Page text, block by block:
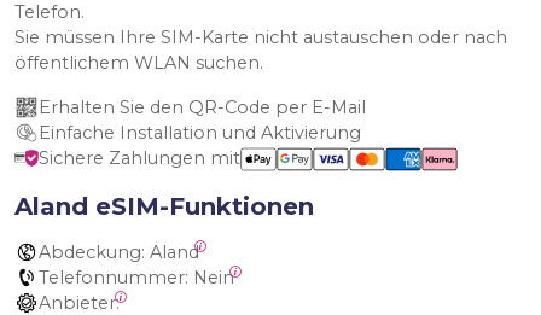
Telefon.
Sie müssen Ihre SIM-Karte nicht austauschen oder nach
öffentlichem WLAN suchen.
Erhalten Sie den QR-Code per E-Mail
Einfache Installation und Aktivierung
Sichere Zahlungen mit
Aland eSIM-Funktionen
Abdeckung: Aland
Telefonnummer: Nein
Anbieter: